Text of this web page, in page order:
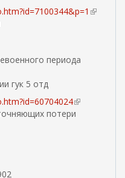
(
периода
гук 5 отд
(
в
потери